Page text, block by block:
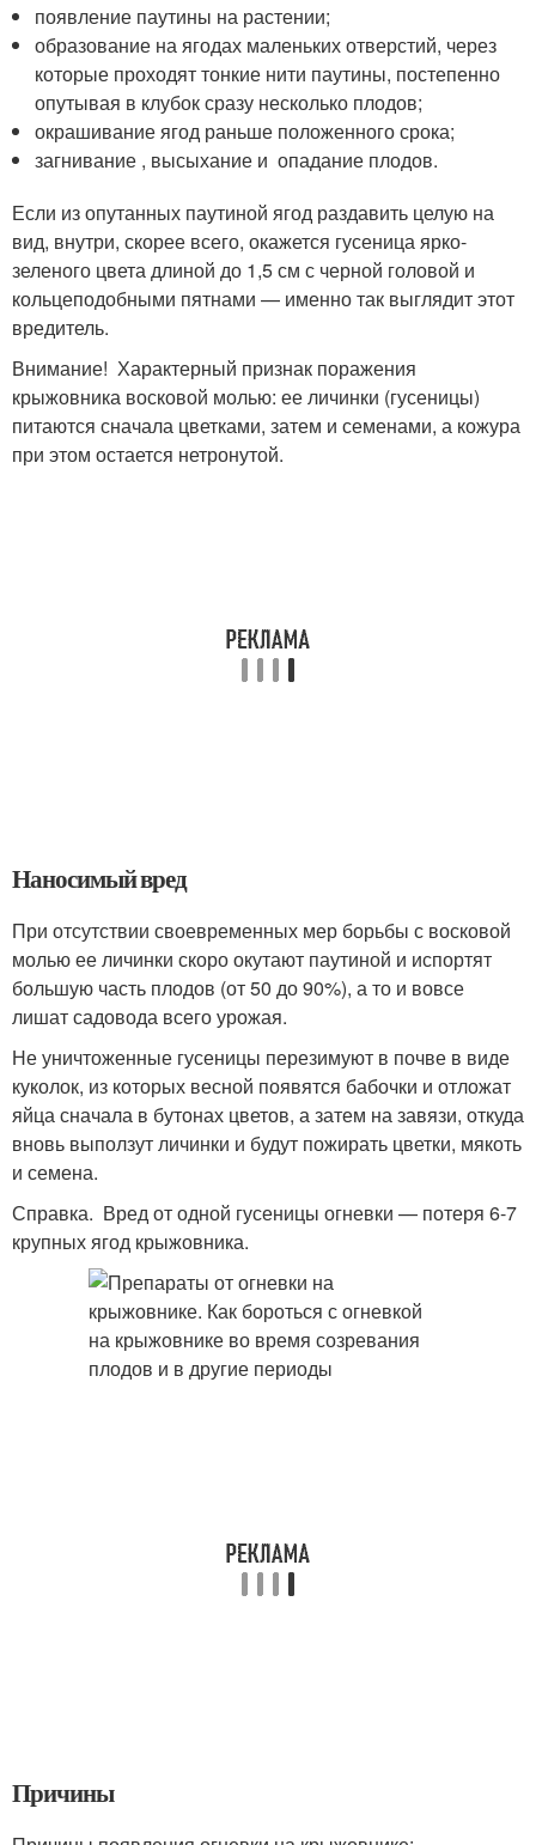
появление паутины на растении;
образование на ягодах маленьких отверстий, через
которые проходят тонкие нити паутины, постепенно
опутывая в клубок сразу несколько плодов;
окрашивание ягод раньше положенного срока;
загнивание , высыхание и опадание плодов.
Если из опутанных паутиной ягод раздавить целую на
вид, внутри, скорее всего, окажется гусеница ярко-
зеленого цвета длиной до 1,5 см с черной головой и
кольцеподобными пятнами — именно так выглядит этот
вредитель.
Внимание! Характерный признак поражения
крыжовника восковой молью: ее личинки (гусеницы)
питаются сначала цветками, затем и семенами, а кожура
при этом остается нетронутой.
Наносимый вред
При отсутствии своевременных мер борьбы с восковой
молью ее личинки скоро окутают паутиной и испортят
большую часть плодов (от 50 до 90%), а то и вовсе
лишат садовода всего урожая.
Не уничтоженные гусеницы перезимуют в почве в виде
куколок, из которых весной появятся бабочки и отложат
яйца сначала в бутонах цветов, а затем на завязи, откуда
вновь выползут личинки и будут пожирать цветки, мякоть
и семена.
Справка. Вред от одной гусеницы огневки — потеря 6-7
крупных ягод крыжовника.
Причины